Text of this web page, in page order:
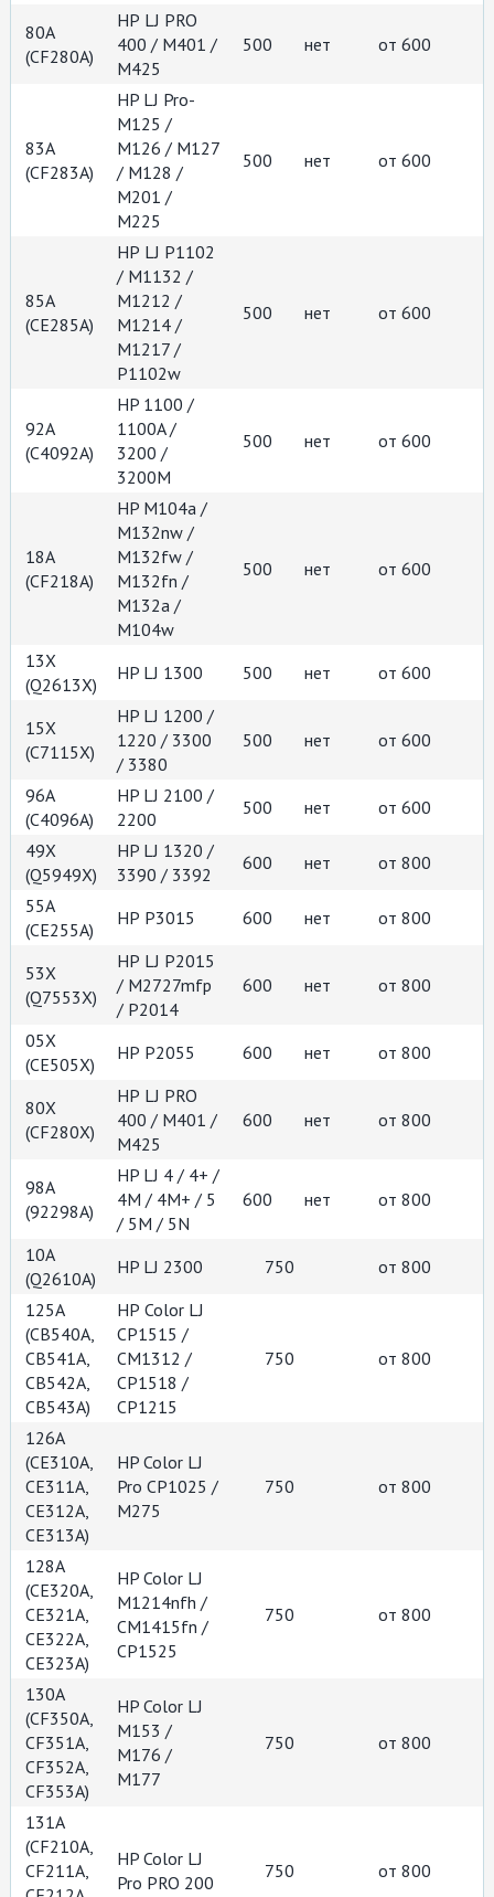
80A
(CF280A)
НР LJ PRO
400 / M401 /
М425
500 нет от 600
83A
(CF283A)
HP LJ Pro-
M125 /
M126 / M127
/ M128 /
M201 /
M225
500 нет от 600
85A
(СE285А)
НР LJ P1102
/ M1132 /
M1212 /
M1214 /
M1217 /
P1102w
500 нет от 600
92A
(C4092A)
HP 1100 /
1100A /
3200 /
3200M
500 нет от 600
18A
(CF218A)
HP M104a /
M132nw /
M132fw /
M132fn /
M132a /
M104w
500 нет от 600
13X
(Q2613X)
HP LJ 1300 500 нет от 600
15X
(C7115X)
HP LJ 1200 /
1220 / 3300
/ 3380
500 нет от 600
96A
(C4096A)
HP LJ 2100 /
2200
500 нет
от 600
49X
(Q5949X)
HP LJ 1320 /
3390 / 3392
600 нет
от 800
55A
(СЕ255А)
НР Р3015 600 нет от 800
53X
(Q7553X)
НР LJ P2015
/ M2727mfp
/ P2014
600 нет от 800
05X
(CE505X)
НР P2055 600 нет от 800
80X
(CF280X)
НР LJ PRO
400 / M401 /
М425
600 нет от 800
98A
(92298A)
HP LJ 4 / 4+ /
4M / 4M+ / 5
/ 5M / 5N
600 нет от 800
10A
(Q2610A)
HP LJ 2300 750
от 800
125A
(СВ540А,
CB541A,
CB542A,
CB543A)
НР Color LJ
CP1515 /
СM1312 /
СР1518 /
CP1215
750 от 800
126A
(СЕ310А,
CE311A,
CE312A,
CE313A)
HP Color LJ
Pro CP1025 /
M275
750 от 800
128A
(CE320A,
CE321A,
CE322A,
CE323A)
HP Color LJ
M1214nfh /
CM1415fn /
CP1525
750 от 800
130A
(CF350A,
CF351A,
CF352A,
CF353A)
HP Color LJ
M153 /
M176 /
M177
750 от 800
131A
(CF210A,
CF211A,
HP Color LJ
Pro PRO 200
750 от 800